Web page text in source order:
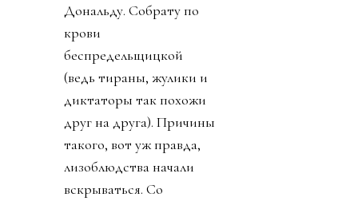
Дональду. Собрату по
крови
беспредельщицкой
(ведь тираны, жулики и
диктаторы так похожи
друг на друга). Причины
такого, вот уж правда,
лизоблюдства начали
вскрываться. Со